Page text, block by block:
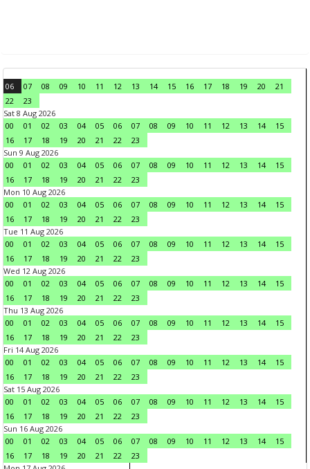
06 07 08 09 10 11 12 13 14 15 16 17 18 19 20
21
22
23
Sat 8 Aug 2026
00
01 02 03 04 05 06 07 08 09 10 11 12 13 14
15
16
17 18 19 20 21 22
23
Sun 9 Aug 2026
00
01 02 03 04 05 06 07 08 09 10 11 12 13 14
15
16
17 18 19 20 21 22
23
Mon 10 Aug 2026
00
01 02 03 04 05 06 07 08 09 10 11 12 13 14
15
16
17 18 19 20 21 22
23
Tue 11 Aug 2026
00
01 02 03 04 05 06 07 08 09 10 11 12 13 14
15
16
17 18 19 20 21 22
23
Wed 12 Aug 2026
00
01 02 03 04 05 06 07 08 09 10 11 12 13 14
15
16
17 18 19 20 21 22
23
Thu 13 Aug 2026
00
01 02 03 04 05 06 07 08 09 10 11 12 13 14
15
16
17 18 19 20 21 22
23
Fri 14 Aug 2026
00
01 02 03 04 05 06 07 08 09 10 11 12 13 14
15
16
17 18 19 20 21 22
23
Sat 15 Aug 2026
00
01 02 03 04 05 06 07 08 09 10 11 12 13 14
15
16
17 18 19 20 21 22
23
Sun 16 Aug 2026
00
01 02 03 04 05 06 07 08 09 10 11 12 13 14
15
16
17 18 19 20 21 22
23